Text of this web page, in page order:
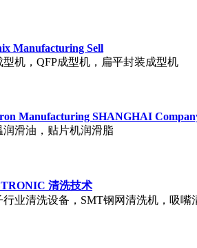
Manufacturing Sell
型机，QFP成型机，扁平封装成型机
Manufacturing SHANGHAI
润滑油，贴片机润滑脂
清洗技术
行业清洗设备，SMT钢网清洗机，吸嘴